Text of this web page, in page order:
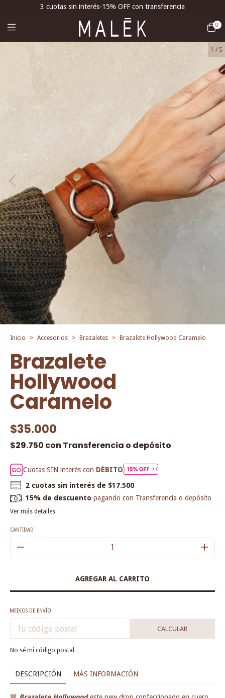
3 cuotas sin interés-15% OFF con transferencia
0
1 / 5
Inicio > Accesorios > Brazaletes > Brazalete Hollywood Caramelo
Brazalete
Hollywood
Caramelo
$35.000
$29.750 con Transferencia o depósito
Cuotas SIN interés con DÉBITO
2 cuotas sin interés de $17.500
15% de descuento pagando con Transferencia o depósito
Ver más detalles
CANTIDAD
MEDIOS DE ENVÍO
CALCULAR
No sé mi código postal
DESCRIPCIÓN MÁS INFORMACIÓN